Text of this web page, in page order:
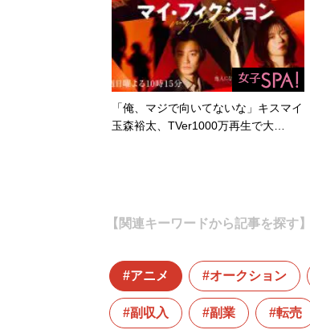
「俺、マジで向いてないな」キスマイ
玉森裕太、TVer1000万再生で大…
【関連キーワードから記事を探す】
アニメ オークション
副収入 副業 転売